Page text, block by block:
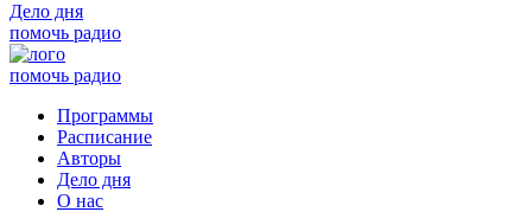
Дело дня
помочь радио
помочь радио
Программы
Расписание
Авторы
Дело дня
О нас